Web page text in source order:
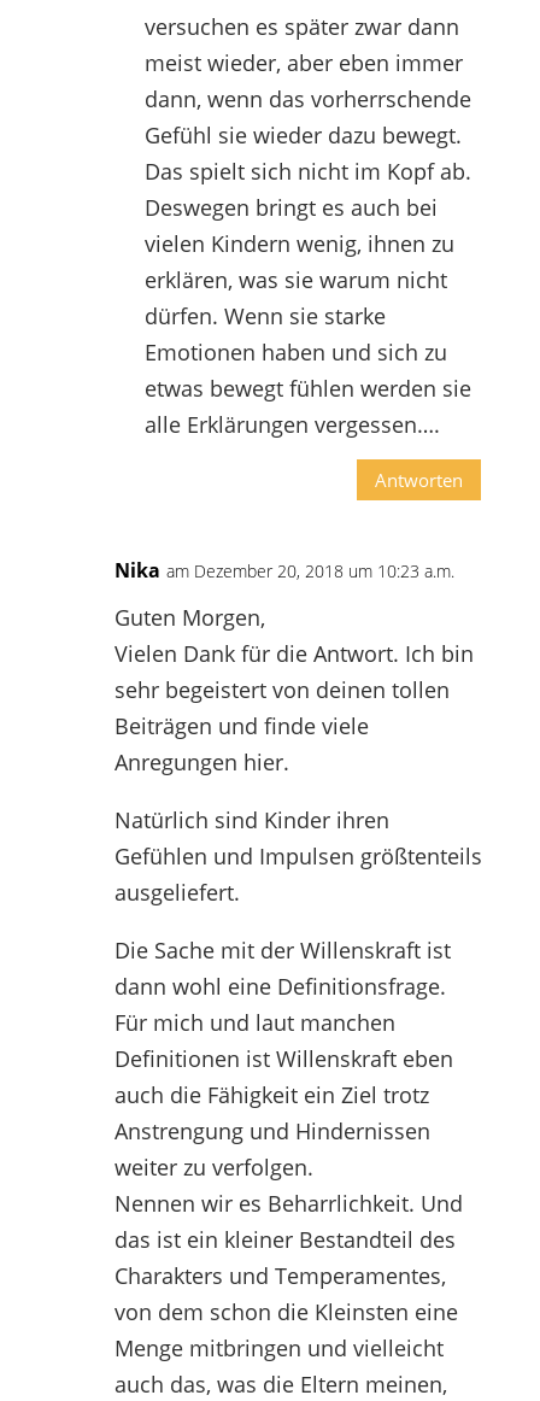
versuchen es später zwar dann
meist wieder, aber eben immer
dann, wenn das vorherrschende
Gefühl sie wieder dazu bewegt.
Das spielt sich nicht im Kopf ab.
Deswegen bringt es auch bei
vielen Kindern wenig, ihnen zu
erklären, was sie warum nicht
dürfen. Wenn sie starke
Emotionen haben und sich zu
etwas bewegt fühlen werden sie
alle Erklärungen vergessen….
Antworten
Nika am Dezember 20, 2018 um 10:23 a.m.
Guten Morgen,
Vielen Dank für die Antwort. Ich bin
sehr begeistert von deinen tollen
Beiträgen und finde viele
Anregungen hier.
Natürlich sind Kinder ihren
Gefühlen und Impulsen größtenteils
ausgeliefert.
Die Sache mit der Willenskraft ist
dann wohl eine Definitionsfrage.
Für mich und laut manchen
Definitionen ist Willenskraft eben
auch die Fähigkeit ein Ziel trotz
Anstrengung und Hindernissen
weiter zu verfolgen.
Nennen wir es Beharrlichkeit. Und
das ist ein kleiner Bestandteil des
Charakters und Temperamentes,
von dem schon die Kleinsten eine
Menge mitbringen und vielleicht
auch das, was die Eltern meinen,